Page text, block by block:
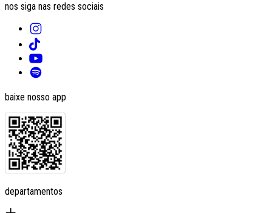
nos siga nas redes sociais
baixe nosso app
departamentos